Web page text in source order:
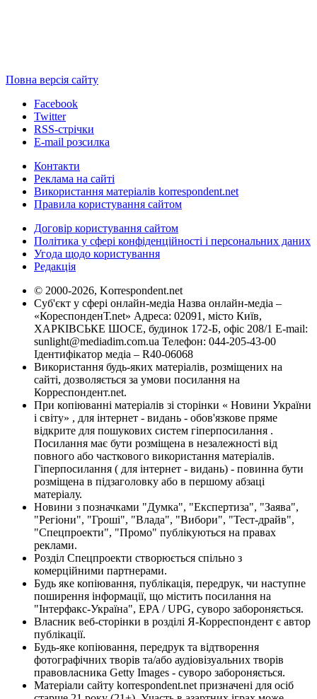
Повна версія сайту
Facebook
Twitter
RSS-стрічки
E-mail розсилка
Контакти
Реклама на сайті
Використання матеріалів korrespondent.net
Правила користування сайтом
Договір користування сайтом
Політика у сфері конфіденційності і персональних даних
Угода щодо користування
Редакція
© 2000-2026, Korrespondent.net
Суб'єкт у сфері онлайн-медіа Назва онлайн-медіа –
«КореспонденТ.net» Адреса: 02091, місто Київ,
ХАРКІВСЬКЕ ШОСЕ, будинок 172-Б, офіс 208/1 E-mail:
sunlight@mediadim.com.ua Телефон: 044-205-43-00
Ідентифікатор медіа – R40-06068
Використання будь-яких матеріалів, розміщених на
сайті, дозволяється за умови посилання на
Корреспондент.net.
При копіюванні матеріалів зі сторінки « Новини України
і світу» , для інтернет - видань - обов'язкове пряме
відкрите для пошукових систем гіперпосилання .
Посилання має бути розміщена в незалежності від
повного або часткового використання матеріалів.
Гіперпосилання ( для інтернет - видань) - повинна бути
розміщена в підзаголовку або в першому абзаці
матеріалу.
Новини з позначками "Думка", "Експертиза", "Заява",
"Регіони", "Гроші", "Влада", "Вибори", "Тест-драйв",
"Спецпроекти", "Промо" публікуються на правах
реклами.
Розділ Спецпроекти створюється спільно з
комерційними партнерами.
Будь яке копіювання, публікація, передрук, чи наступне
поширення інформації, що містить посилання на
"Інтерфакс-Україна", EPA / UPG, суворо забороняється.
Власник веб-сторінки в розділі Я-Корреспондент є автор
публікації.
Будь-яке копіювання, передрук та відтворення
фотографічних творів та/або аудіовізуальних творів
правовласника Getty Images - суворо забороняється.
Матеріали сайту korrespondent.net призначені для осіб